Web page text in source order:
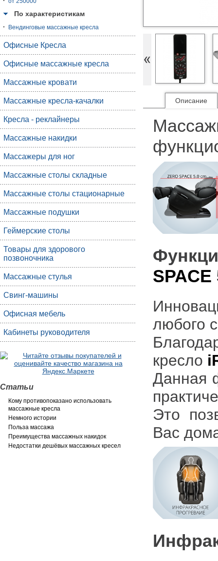
По характеристикам
Вендинговые массажные кресла
Офисные Кресла
Офисные массажные кресла
Массажные кровати
Массажные кресла-качалки
Кресла - реклайнеры
Массажные накидки
Массажеры для ног
Массажные столы складные
Массажные столы стационарные
Массажные подушки
Геймерские столы
Товары для здорового
позвоночника
Массажные стулья
Свинг-машины
Офисная мебель
Кабинеты руководителя
Статьи
Кому противопоказано использовать
массажные кресла
Немного истории
Польза массажа
Преимущества массажных накидок
Недостатки дешёвых массажных кресел
Описание
SPACE
любого
кресло
Данная
Это
Вас